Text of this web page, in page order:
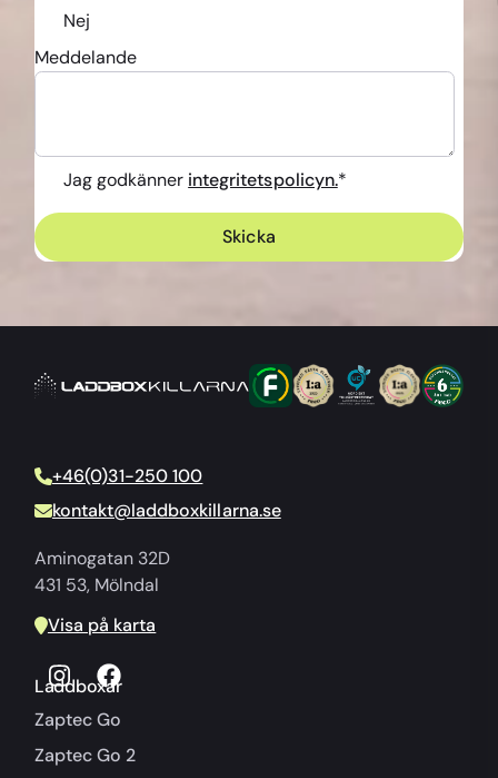
Nej
Meddelande
Jag godkänner integritetspolicyn.*
+46(0)31-250 100
kontakt@laddboxkillarna.se
Aminogatan 32D
431 53, Mölndal
Visa på karta
Laddboxar
Zaptec Go
Zaptec Go 2